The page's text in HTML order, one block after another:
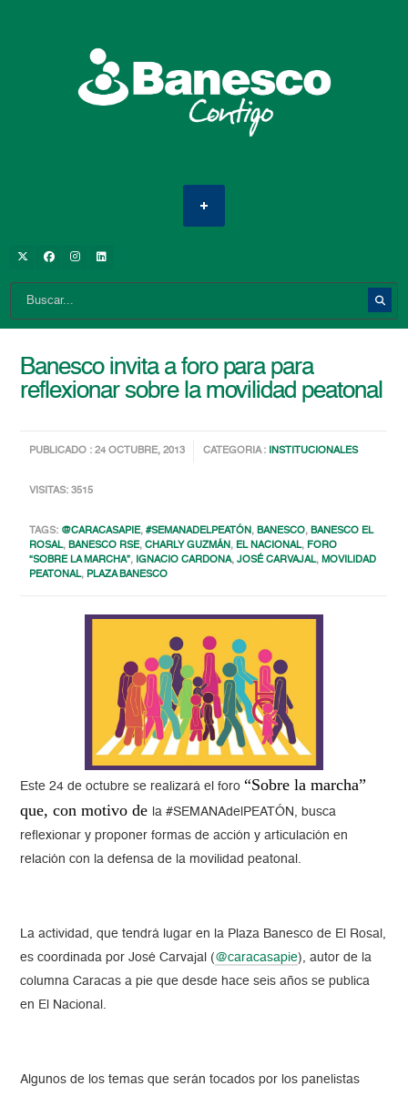
Banesco invita a foro para para
reflexionar sobre la movilidad peatonal
PUBLICADO : 24 OCTUBRE, 2013 CATEGORIA : INSTITUCIONALES
VISITAS: 3515
TAGS: @CARACASAPIE,#SEMANADELPEATÓN,BANESCO,BANESCO EL
ROSAL,BANESCO RSE,CHARLY GUZMÁN, EL NACIONAL, FORO
“SOBRE LA MARCHA”, IGNACIO CARDONA,JOSÉ CARVAJAL,MOVILIDAD
PEATONAL, PLAZA BANESCO
Este 24 de octubre se realizará el foro“Sobre la marcha”
que, con motivo de la #SEMANAdelPEATÓN, busca
reflexionar y proponer formas de acción y articulación en
relación con la defensa de la movilidad peatonal.
La actividad, que tendrá lugar en la Plaza Banesco de El Rosal,
es coordinada por José Carvajal (@caracasapie), autor de la
columna Caracas a pie que desde hace seis años se publica
en El Nacional.
Algunos de los temas que serán tocados por los panelistas